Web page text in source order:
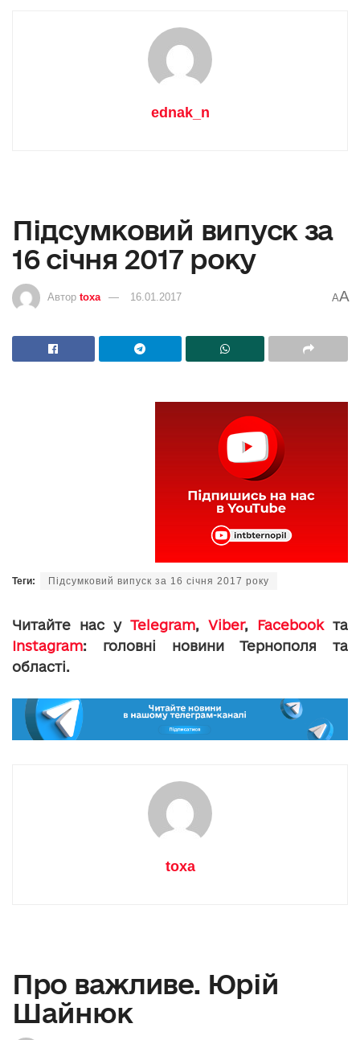
ednak_n
Підсумковий випуск за
16 січня 2017 року
Автор toxa 16.01.2017 AA
Теги: Підсумковий випуск за 16 січня 2017 року
Читайте нас у Telegram, Viber, Facebookта
Instagram: головні новини Тернополя та
області.
toxa
Про важливе. Юрій
Шайнюк